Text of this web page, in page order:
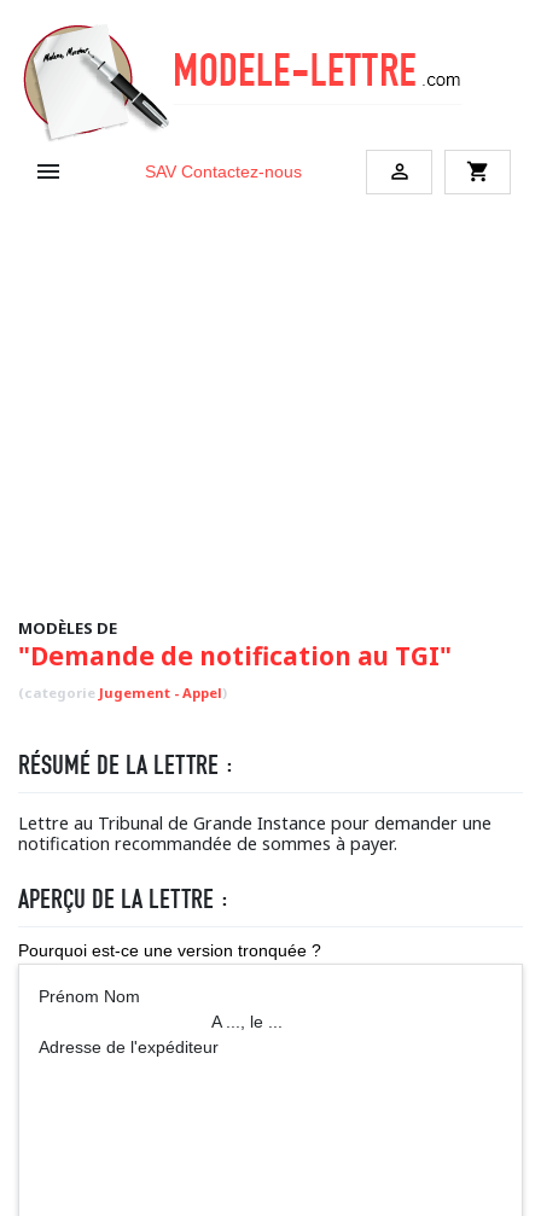
 SAV Contactez-nous  shopping_cart
MODÈLES DE
"Demande de notification au TGI"
(categorie Jugement - Appel)
RÉSUMÉ DE LA LETTRE :
Lettre au Tribunal de Grande Instance pour demander une
notification recommandée de sommes à payer.
APERÇU DE LA LETTRE :
Pourquoi est-ce une version tronquée ?
Prénom Nom
A ..., le ...
Adresse de l'expéditeur